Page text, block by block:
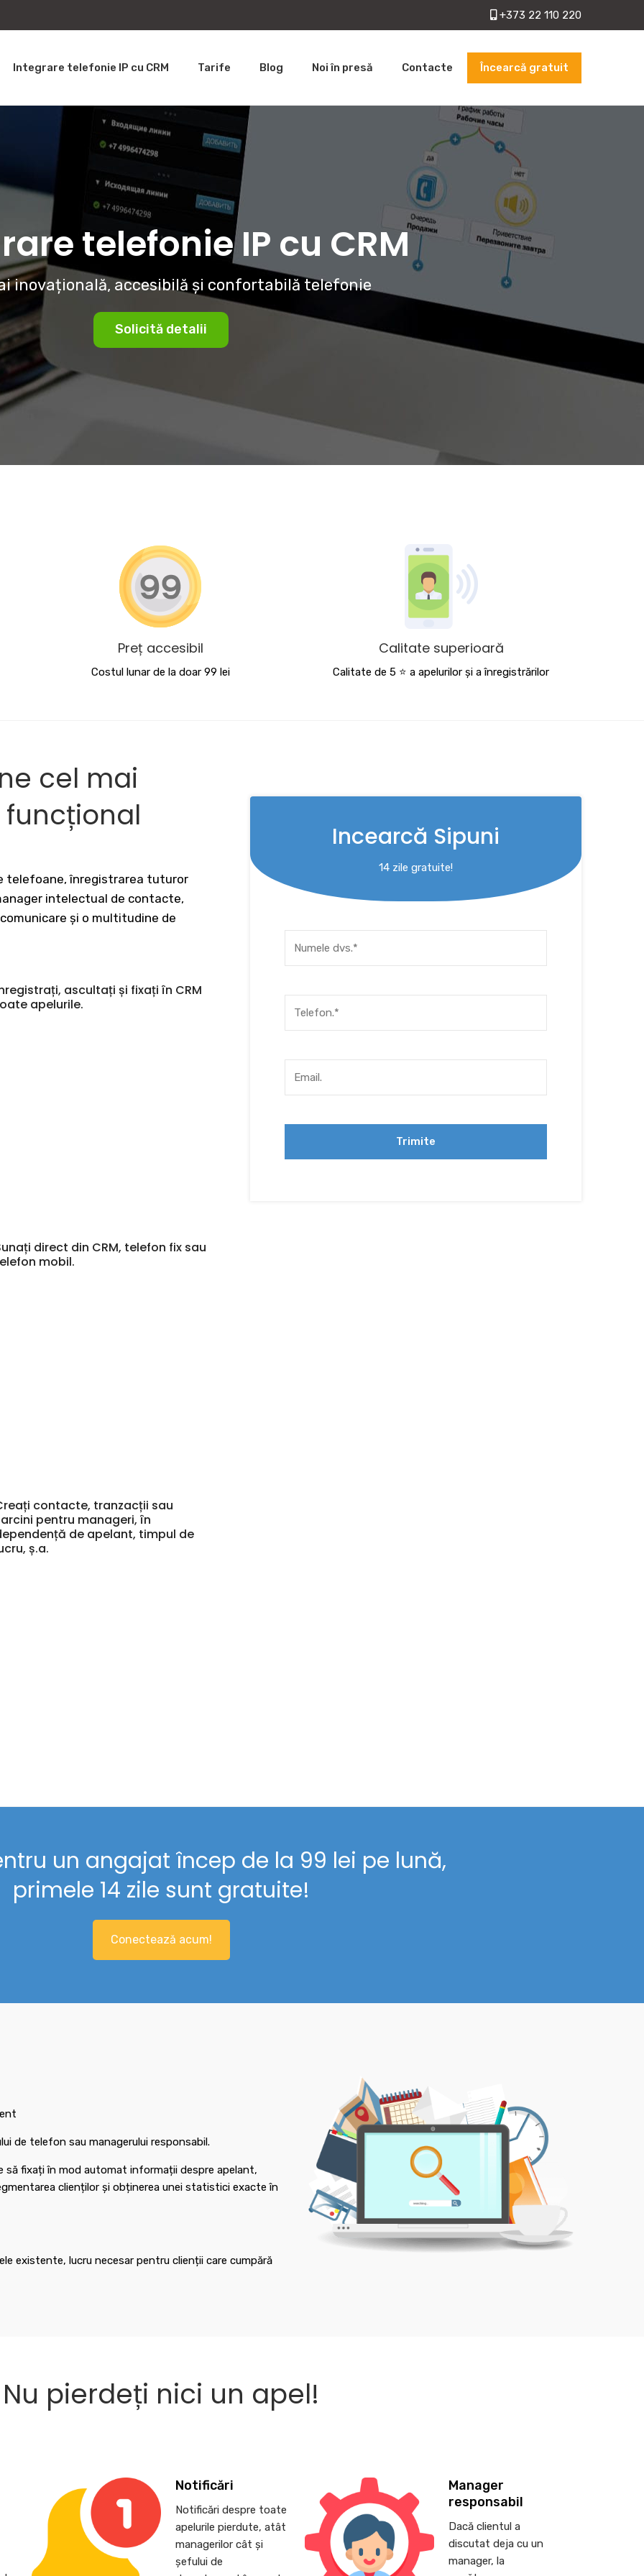
+373 22 110 220
Integrare telefonie IP cu CRM Tarife Blog Noi în presă Contacte Încearcă gratuit
telefonie IP cu CRM
inovațională, accesibilă și confortabilă telefonie
Solicită detalii
Preț accesibil
Costul lunar de la doar 99 lei
Calitate superioară
Calitate de 5 ⭐️ a apelurilor și a înregistrărilor
cel mai
telefoane, înregistrarea tuturor
intelectual de contacte,
și o multitudine de
ascultați și fixați în CRM
apelurile.
direct din CRM, telefon fix sau
mobil.
contacte, tranzacții sau
pentru manageri, în
de apelant, timpul de
ș.a.
Incearcă Sipuni
14 zile gratuite!
un angajat încep de la 99 lei pe lună,
primele 14 zile sunt gratuite!
Conectează acum!
de telefon sau managerului responsabil.
să fixați în mod automat informații despre apelant,
clienților și obținerea unei statistici exacte în
existente, lucru necesar pentru clienții care cumpără
Nu pierdeți nici un apel!
Notificări
Notificări despre toate
apelurile pierdute, atât
managerilor cât și
șefului de
Manager
responsabil
Dacă clientul a
discutat deja cu un
manager, la